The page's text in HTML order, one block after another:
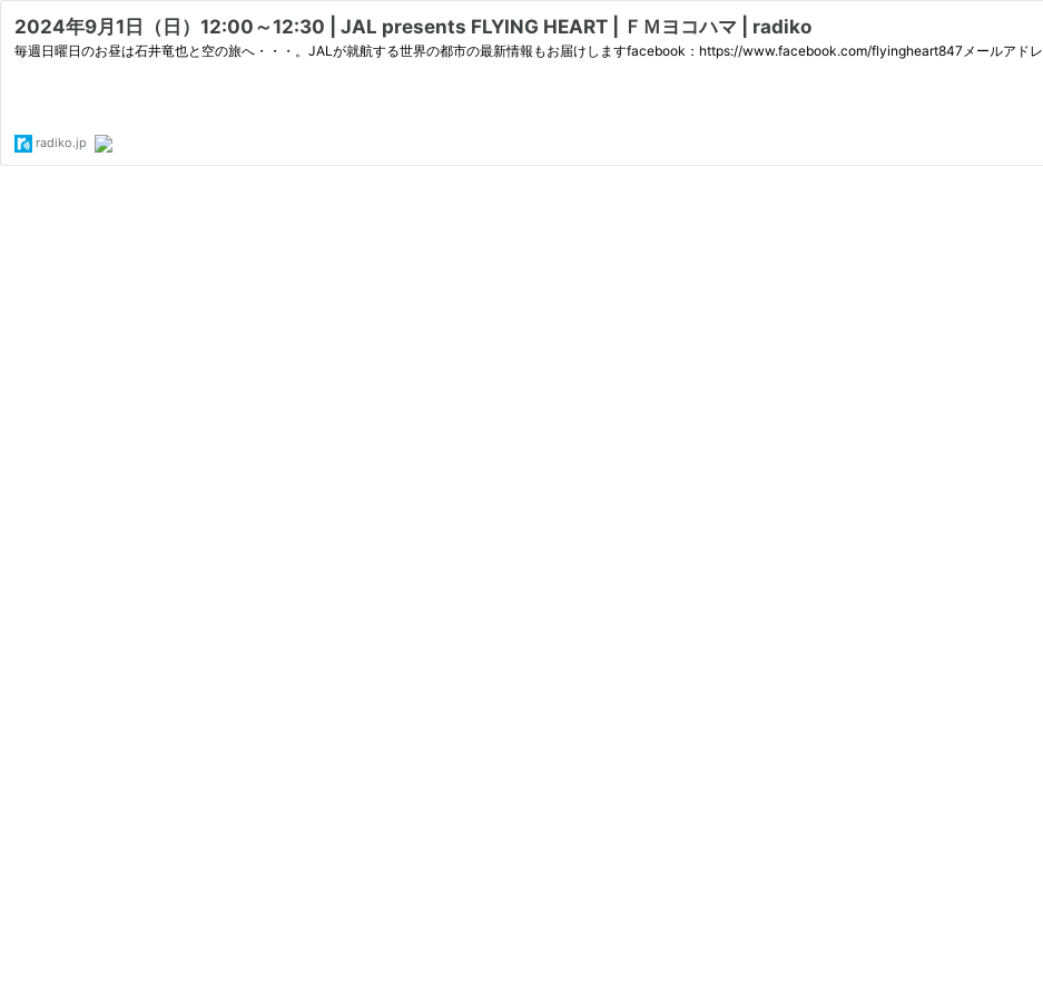
2024年9月1日（日）12:00～12:30 | JAL presents FLYING HEART | ＦＭヨコハマ | radiko
毎週日曜日のお昼は石井竜也と空の旅へ・・・。JALが就航する世界の都市の最新情報もお届けしますfacebook：https://www.facebook.com/flyingheart847メールアドレ
radiko.jp